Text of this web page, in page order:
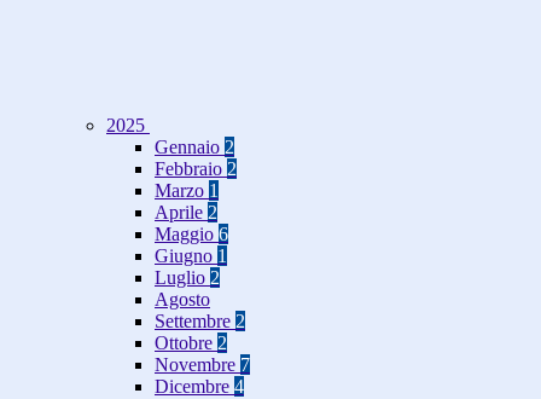
2025
Gennaio 2
Febbraio 2
Marzo 1
Aprile 2
Maggio 6
Giugno 1
Luglio 2
Agosto
Settembre 2
Ottobre 2
Novembre 7
Dicembre 4